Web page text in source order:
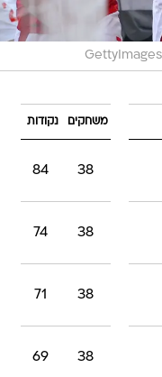
GettyImages
משחקים נקודות
38
84
38
74
38
71
38
69